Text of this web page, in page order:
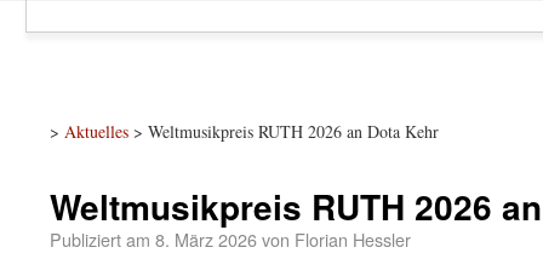
> Aktuelles > Weltmusikpreis RUTH 2026 an Dota Kehr
Weltmusikpreis RUTH 2026
Publiziert am 8. März 2026von Florian Hessler